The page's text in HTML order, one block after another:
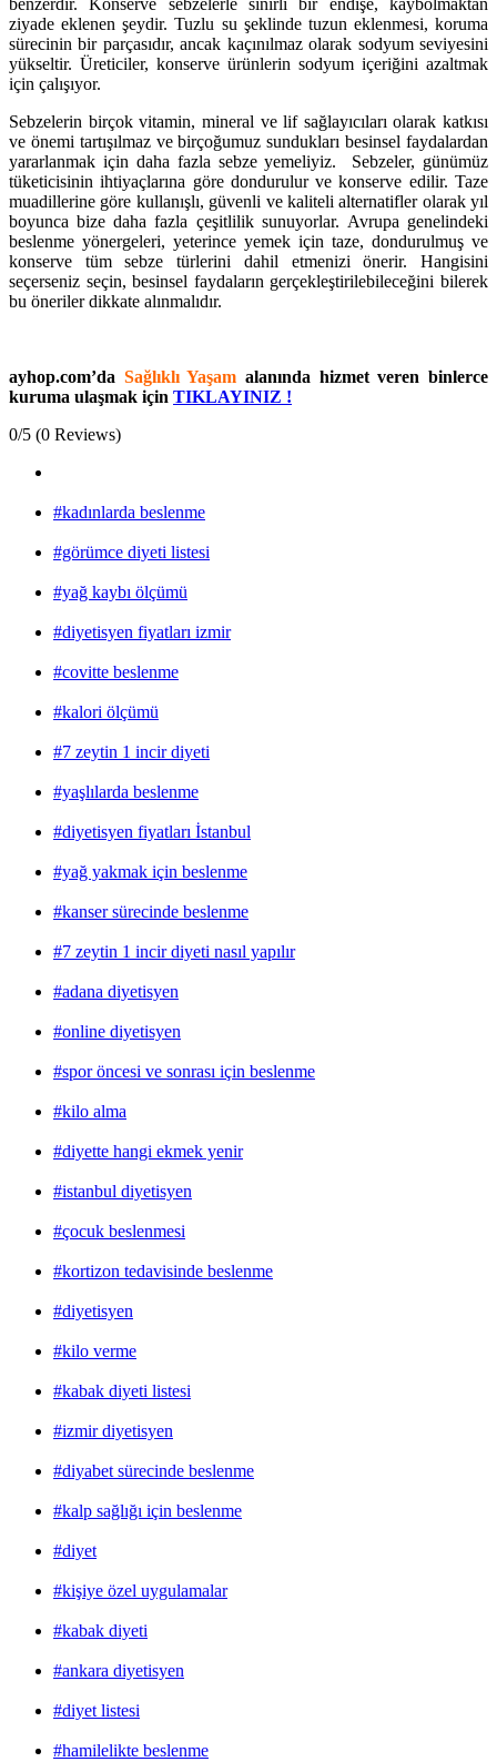
benzerdir. Konserve sebzelerle sınırlı bir endişe, kaybolmaktan
ziyade eklenen şeydir. Tuzlu su şeklinde tuzun eklenmesi, koruma
sürecinin bir parçasıdır, ancak kaçınılmaz olarak sodyum seviyesini
yükseltir. Üreticiler, konserve ürünlerin sodyum içeriğini azaltmak
için çalışıyor.
Sebzelerin birçok vitamin, mineral ve lif sağlayıcıları olarak katkısı
ve önemi tartışılmaz ve birçoğumuz sundukları besinsel faydalardan
yararlanmak için daha fazla sebze yemeliyiz. Sebzeler, günümüz
tüketicisinin ihtiyaçlarına göre dondurulur ve konserve edilir. Taze
muadillerine göre kullanışlı, güvenli ve kaliteli alternatifler olarak yıl
boyunca bize daha fazla çeşitlilik sunuyorlar. Avrupa genelindeki
beslenme yönergeleri, yeterince yemek için taze, dondurulmuş ve
konserve tüm sebze türlerini dahil etmenizi önerir. Hangisini
seçerseniz seçin, besinsel faydaların gerçekleştirilebileceğini bilerek
bu öneriler dikkate alınmalıdır.
ayhop.com’da Sağlıklı Yaşamalanında hizmet veren binlerce
kuruma ulaşmak için TIKLAYINIZ !
0/5 (0 Reviews)
#kadınlarda beslenme
#görümce diyeti listesi
#yağ kaybı ölçümü
#diyetisyen fiyatları izmir
#covitte beslenme
#kalori ölçümü
#7 zeytin 1 incir diyeti
#yaşlılarda beslenme
#diyetisyen fiyatları İstanbul
#yağ yakmak için beslenme
#kanser sürecinde beslenme
#7 zeytin 1 incir diyeti nasıl yapılır
#adana diyetisyen
#online diyetisyen
#spor öncesi ve sonrası için beslenme
#kilo alma
#diyette hangi ekmek yenir
#istanbul diyetisyen
#çocuk beslenmesi
#kortizon tedavisinde beslenme
#diyetisyen
#kilo verme
#kabak diyeti listesi
#izmir diyetisyen
#diyabet sürecinde beslenme
#kalp sağlığı için beslenme
#diyet
#kişiye özel uygulamalar
#kabak diyeti
#ankara diyetisyen
#diyet listesi
#hamilelikte beslenme